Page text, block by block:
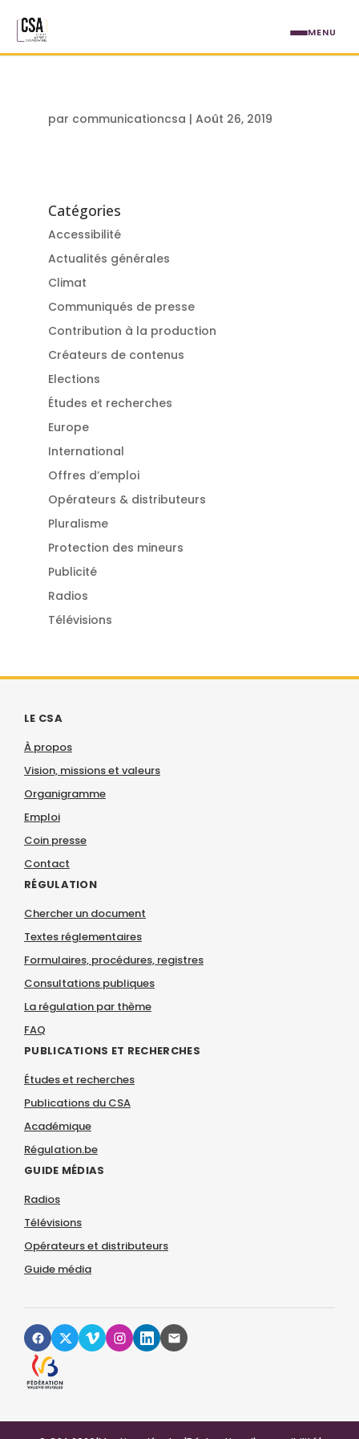
par communicationcsa | Août 26, 2019
Catégories
Accessibilité
Actualités générales
Climat
Communiqués de presse
Contribution à la production
Créateurs de contenus
Elections
Études et recherches
Europe
International
Offres d’emploi
Opérateurs & distributeurs
Pluralisme
Protection des mineurs
Publicité
Radios
Télévisions
LE CSA
À propos
Vision, missions et valeurs
Organigramme
Emploi
Coin presse
Contact
RÉGULATION
Chercher un document
Textes réglementaires
Formulaires, procédures, registres
Consultations publiques
La régulation par thème
FAQ
PUBLICATIONS ET RECHERCHES
Études et recherches
Publications du CSA
Académique
Régulation.be
GUIDE MÉDIAS
Radios
Télévisions
Opérateurs et distributeurs
Guide média
MENU